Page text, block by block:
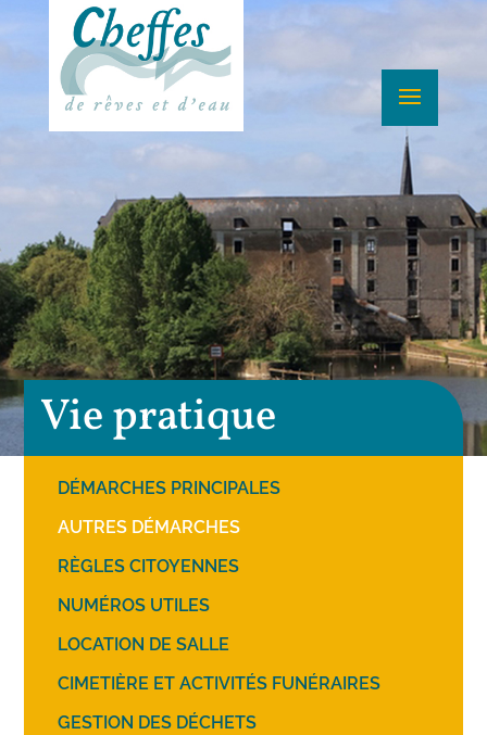
Vie pratique
DÉMARCHES PRINCIPALES
AUTRES DÉMARCHES
RÈGLES CITOYENNES
NUMÉROS UTILES
LOCATION DE SALLE
CIMETIÈRE ET ACTIVITÉS FUNÉRAIRES
GESTION DES DÉCHETS